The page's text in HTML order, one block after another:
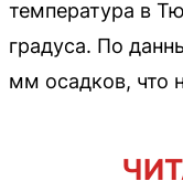
температура в
градуса. По
мм осадков, что